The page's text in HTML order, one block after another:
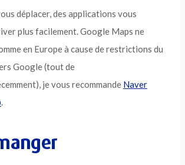
déplacer, des applications vous
plus facilement. Google Maps ne
en Europe à cause de restrictions du
Google (tout de
je vous recommande Naver
.